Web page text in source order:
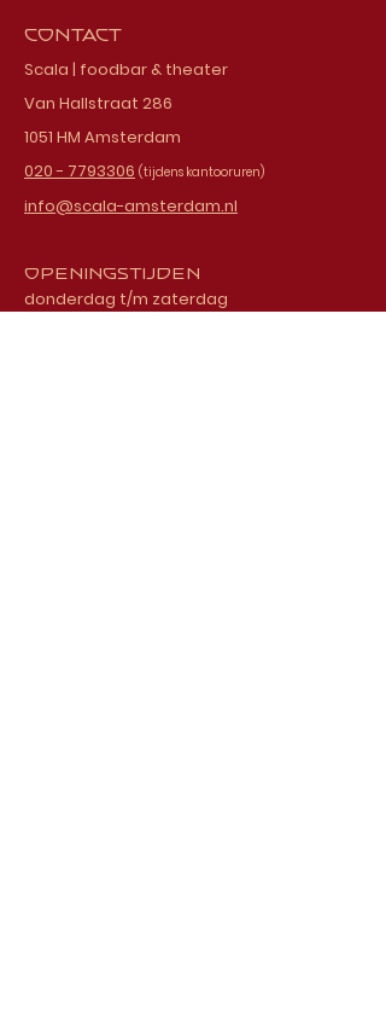
Contact
Scala | foodbar & theater
Van Hallstraat 286
1051 HM Amsterdam
020 - 7793306 (tijdens kantooruren)
info@scala-amsterdam.nl
Openingstijden
donderdag t/m zaterdag